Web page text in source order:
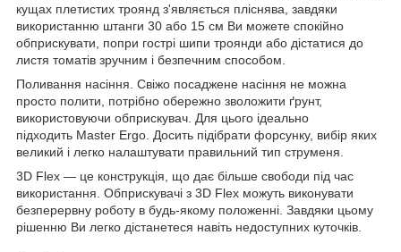
кущах плетистих троянд з'являється пліснява, завдяки
використанню штанги 30 або 15 см Ви можете спокійно
обприскувати, попри гострі шипи троянди або дістатися до
листя томатів зручним і безпечним способом.
Поливання насіння. Свіжо посаджене насіння не можна
просто полити, потрібно обережно зволожити ґрунт,
використовуючи обприскувач. Для цього ідеально
підходить Master Ergo. Досить підібрати форсунку, вибір яких
великий і легко налаштувати правильний тип струменя.
3D Flex — це конструкція, що дає більше свободи під час
використання. Обприскувачі з 3D Flex можуть виконувати
безперервну роботу в будь-якому положенні. Завдяки цьому
рішенню Ви легко дістанетеся навіть недоступних куточків.